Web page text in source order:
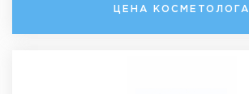
ЦЕНА КОСМЕТОЛОГА